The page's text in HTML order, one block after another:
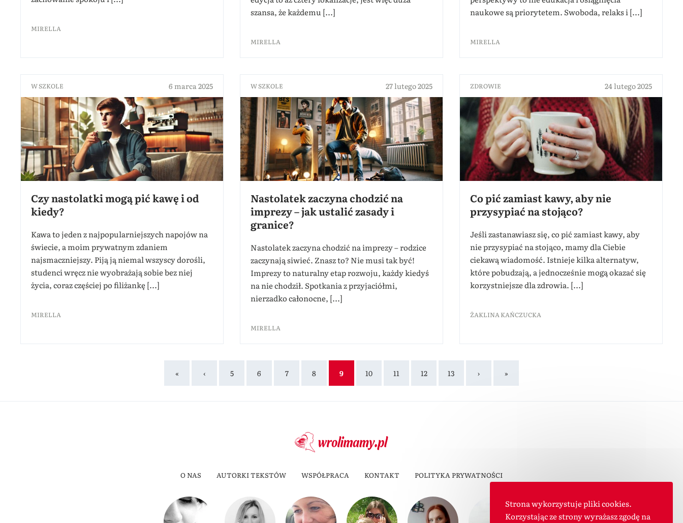
MIRELLA
szansa, że każdemu [...]
MIRELLA
naukowe są priorytetem. Swoboda, relaks i [...]
MIRELLA
W SZKOLE 6 marca 2025
Czy nastolatki mogą pić kawę i od
kiedy?
Kawa to jeden z najpopularniejszych napojów na
świecie, a moim prywatnym zdaniem
najsmaczniejszy. Piją ją niemal wszyscy dorośli,
studenci wręcz nie wyobrażają sobie bez niej
życia, coraz częściej po filiżankę [...]
MIRELLA
W SZKOLE 27 lutego 2025
Nastolatek zaczyna chodzić na
imprezy – jak ustalić zasady i
granice?
Nastolatek zaczyna chodzić na imprezy – rodzice
zaczynają siwieć. Znasz to? Nie musi tak być!
Imprezy to naturalny etap rozwoju, każdy kiedyś
na nie chodził. Spotkania z przyjaciółmi,
nierzadko całonocne, [...]
MIRELLA
ZDROWIE 24 lutego 2025
Co pić zamiast kawy, aby nie
przysypiać na stojąco?
Jeśli zastanawiasz się, co pić zamiast kawy, aby
nie przysypiać na stojąco, mamy dla Ciebie
ciekawą wiadomość. Istnieje kilka alternatyw,
które pobudzają, a jednocześnie mogą okazać się
korzystniejsze dla zdrowia. [...]
ŻAKLINA KAŃCZUCKA
« ‹ 5 6 7 8 9 10 11 12 13 › »
O NAS AUTORKI TEKSTÓW WSPÓŁPRACA KONTAKT POLITYKA PRYWATNOŚCI
Strona wykorzystuje pliki cookies.
Korzystając ze strony wyrażasz zgodę na